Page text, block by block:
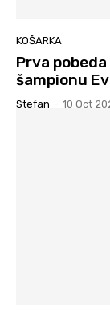
KOŠARKA
Prva
šampionu
Stefan - 10 Oct